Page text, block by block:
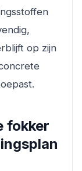
op zijn
fokker